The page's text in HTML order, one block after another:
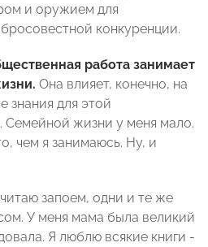
и оружием для
конкуренции.
работа занимает
Она влияет, конечно, на
знания для этой
жизни у меня мало.
чем я занимаюсь. Ну, и
запоем, одни и те же
У меня мама была великий
Я люблю всякие книги -